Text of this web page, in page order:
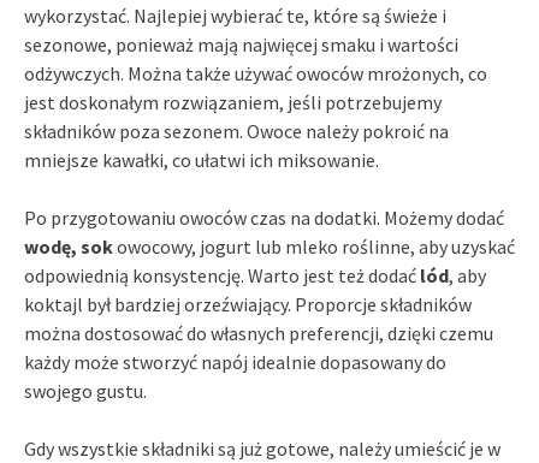
wykorzystać. Najlepiej wybierać te, które są świeże i
sezonowe, ponieważ mają najwięcej smaku i wartości
odżywczych. Można także używać owoców mrożonych, co
jest doskonałym rozwiązaniem, jeśli potrzebujemy
składników poza sezonem. Owoce należy pokroić na
mniejsze kawałki, co ułatwi ich miksowanie.
Po przygotowaniu owoców czas na dodatki. Możemy dodać
wodę, sokowocowy, jogurt lub mleko roślinne, aby uzyskać
odpowiednią konsystencję. Warto jest też dodać lód, aby
koktajl był bardziej orzeźwiający. Proporcje składników
można dostosować do własnych preferencji, dzięki czemu
każdy może stworzyć napój idealnie dopasowany do
swojego gustu.
Gdy wszystkie składniki są już gotowe, należy umieścić je w